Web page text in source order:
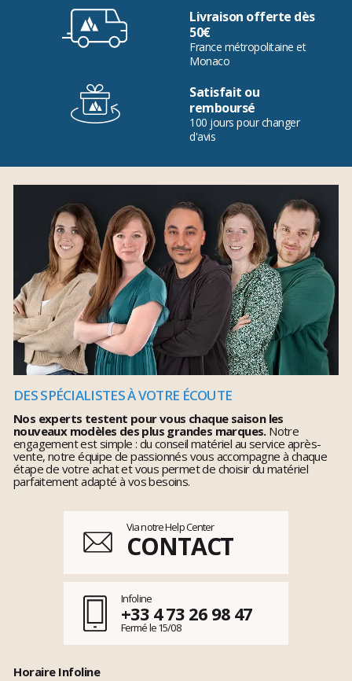
Livraison offerte dès
50€
France métropolitaine et
Monaco
Satisfait ou
remboursé
100 jours pour changer
d'avis
DES SPÉCIALISTES À VOTRE ÉCOUTE
Nos experts testent pour vous chaque saison les
nouveaux modèles des plus grandes marques.Notre
engagement est simple : du conseil matériel au service après-
vente, notre équipe de passionnés vous accompagne à chaque
étape de votre achat et vous permet de choisir du matériel
parfaitement adapté à vos besoins.
Via notre Help Center
CONTACT
Infoline
+33 4 73 26 98 47
Fermé le 15/08
Horaire Infoline